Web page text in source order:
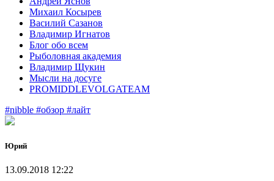
Михаил Косырев
Василий Сазанов
Владимир Игнатов
Блог обо всем
Рыболовная академия
Владимир Щукин
Мысли на досуге
PROMIDDLEVOLGATEAM
#nibble #обзор #лайт
Юрий
13.09.2018 12:22